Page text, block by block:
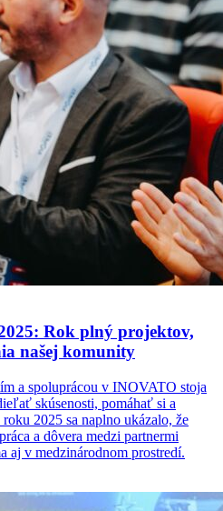
Rok plný projektov,
našej komunity
a spoluprácou v INOVATO stoja
skúsenosti, pomáhať si a
2025 sa naplno ukázalo, že
a dôvera medzi partnermi
aj v medzinárodnom prostredí.